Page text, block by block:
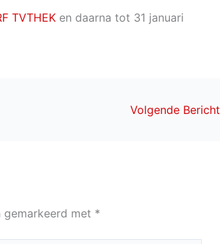
TVTHEK en daarna tot 31 januari
Volgende Bericht
gemarkeerd met *